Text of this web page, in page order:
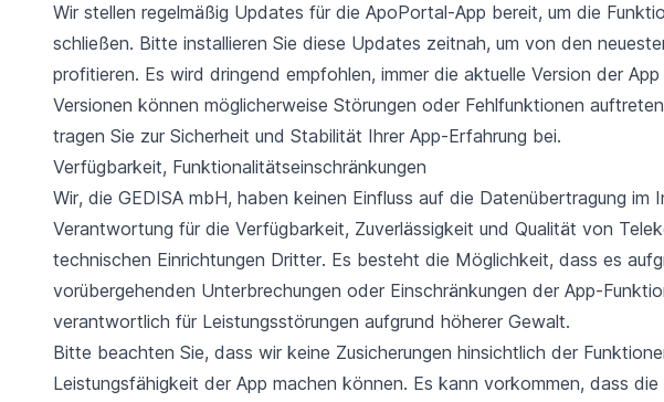
Wir stellen regelmäßig Updates für die ApoPortal-App bereit, um die
schließen. Bitte installieren Sie diese Updates zeitnah, um von den
profitieren. Es wird dringend empfohlen, immer die aktuelle Version der
Versionen können möglicherweise Störungen oder Fehlfunktionen
tragen Sie zur Sicherheit und Stabilität Ihrer App-Erfahrung bei.
Verfügbarkeit, Funktionalitätseinschränkungen
Wir, die GEDISA mbH, haben keinen Einfluss auf die Datenübertragung im
Verantwortung für die Verfügbarkeit, Zuverlässigkeit und Qualität von
technischen Einrichtungen Dritter. Es besteht die Möglichkeit, dass es
vorübergehenden Unterbrechungen oder Einschränkungen der App-
verantwortlich für Leistungsstörungen aufgrund höherer Gewalt.
Bitte beachten Sie, dass wir keine Zusicherungen hinsichtlich der
Leistungsfähigkeit der App machen können. Es kann vorkommen, dass